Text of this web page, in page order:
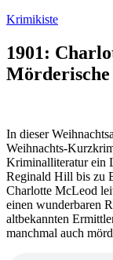
Zum
springen
Krimikiste
1901:
Mörderische
In dieser
Weihnachts-
Kriminalliteratur ein
Reginald Hill bis zu
Charlotte McLeod
einen wunderbaren
altbekannten
manchmal auch